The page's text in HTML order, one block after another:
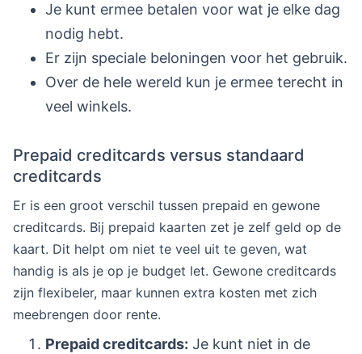
Je kunt ermee betalen voor wat je elke dag
nodig hebt.
Er zijn speciale beloningen voor het gebruik.
Over de hele wereld kun je ermee terecht in
veel winkels.
Prepaid creditcards versus standaard
creditcards
Er is een groot verschil tussen prepaid en gewone
creditcards. Bij prepaid kaarten zet je zelf geld op de
kaart. Dit helpt om niet te veel uit te geven, wat
handig is als je op je budget let. Gewone creditcards
zijn flexibeler, maar kunnen extra kosten met zich
meebrengen door rente.
Prepaid creditcards: Je kunt niet in de